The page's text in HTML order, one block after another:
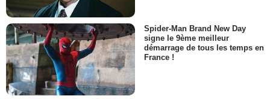
Spider-Man Brand New Day
signe le 9ème meilleur
démarrage de tous les temps en
France !